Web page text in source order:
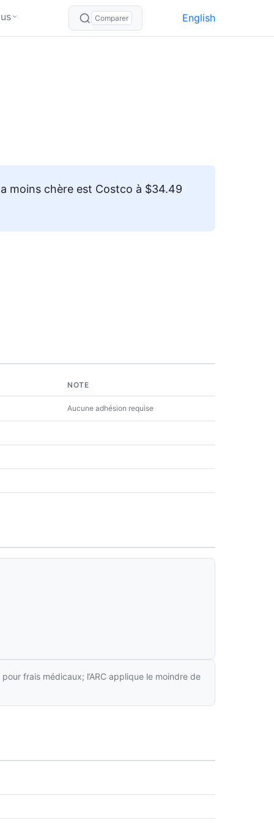
Comparer English
moins chère est Costco à $34.49
NOTE
Aucune adhésion requise
frais médicaux; l’ARC applique le moindre de